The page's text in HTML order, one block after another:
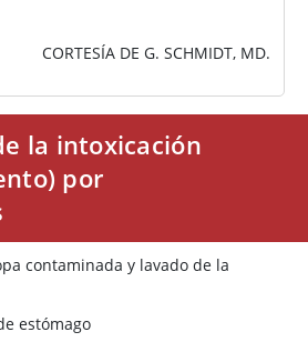
CORTESÍA DE G. SCHMIDT, MD.
la intoxicación
por
contaminada y lavado de la
estómago